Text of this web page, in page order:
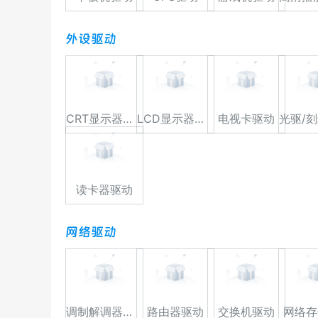
外设驱动
CRT显示器驱动 LCD显示器驱动 电视卡驱动
读卡器驱动
网络驱动
调制解调器驱动 路由器驱动 交换机驱动 网络